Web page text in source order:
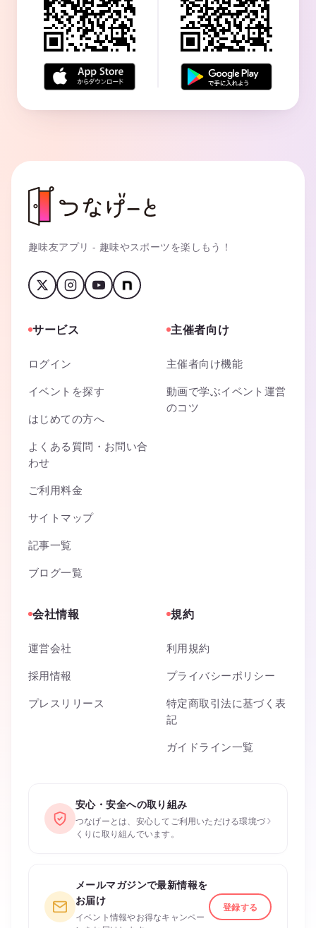
趣味友アプリ - 趣味やスポーツを楽しもう！
サービス
ログイン
イベントを探す
はじめての方へ
よくある質問・お問い合
わせ
ご利用料金
サイトマップ
記事一覧
ブログ一覧
主催者向け
主催者向け機能
動画で学ぶイベント運営
のコツ
会社情報
運営会社
採用情報
プレスリリース
規約
利用規約
プライバシーポリシー
特定商取引法に基づく表
記
ガイドライン一覧
安心・安全への取り組み
つなげーとは、安心してご利用いただける環境づ
くりに取り組んでいます。
›
メールマガジンで最新情報を
お届け
イベント情報やお得なキャンペー
登録する